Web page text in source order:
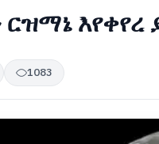
ርዝማኔ
1083